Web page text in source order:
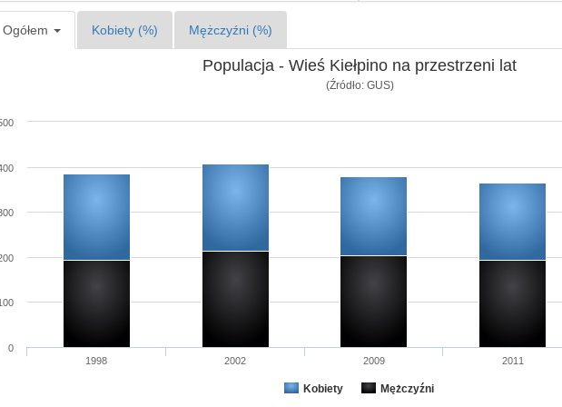
Ogółem Kobiety (%) Mężczyźni (%)
Populacja - Wieś Kiełpino na przestrzeni lat
(Źródło: GUS)
Kobiety Mężczyźni
1998 2002 2009 2011
0